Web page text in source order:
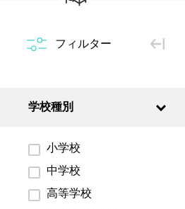
フィルター
学校種別
小学校
中学校
高等学校